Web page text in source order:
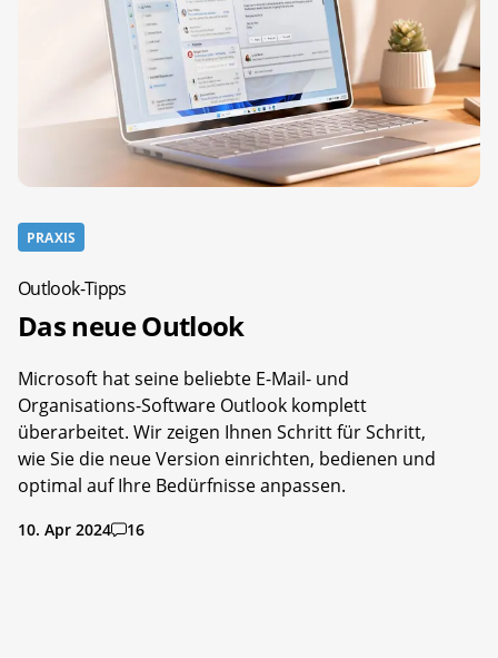
PRAXIS
Outlook-Tipps
Das neue Outlook
Microsoft hat seine beliebte E-Mail- und
Organisations-Software Outlook komplett
überarbeitet. Wir zeigen Ihnen Schritt für Schritt,
wie Sie die neue Version einrichten, bedienen und
optimal auf Ihre Bedürfnisse anpassen.
10. Apr 2024 16